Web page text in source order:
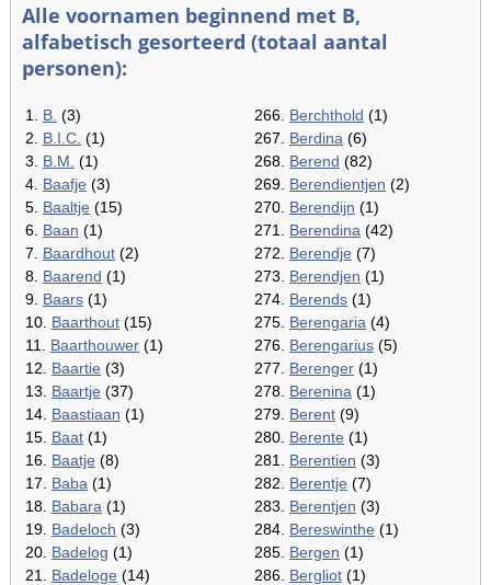
Alle voornamen beginnend met B,
alfabetisch gesorteerd (totaal aantal
personen):
1. B. (3)
2. B.I.C. (1)
3. B.M. (1)
4. Baafje (3)
5. Baaltje (15)
6. Baan (1)
7. Baardhout (2)
8. Baarend (1)
9. Baars (1)
10. Baarthout (15)
11. Baarthouwer (1)
12. Baartie (3)
13. Baartje (37)
14. Baastiaan (1)
15. Baat (1)
16. Baatje (8)
17. Baba (1)
18. Babara (1)
19. Badeloch (3)
20. Badelog (1)
21. Badeloge (14)
266. Berchthold (1)
267. Berdina (6)
268. Berend (82)
269. Berendientjen (2)
270. Berendijn (1)
271. Berendina (42)
272. Berendje (7)
273. Berendjen (1)
274. Berends (1)
275. Berengaria (4)
276. Berengarius (5)
277. Berenger (1)
278. Berenina (1)
279. Berent (9)
280. Berente (1)
281. Berentien (3)
282. Berentje (7)
283. Berentjen (3)
284. Bereswinthe (1)
285. Bergen (1)
286. Bergliot (1)